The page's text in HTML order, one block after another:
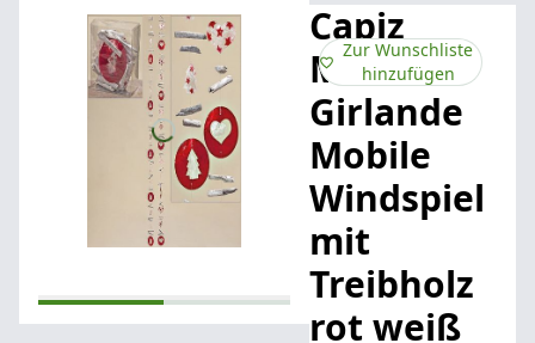
Capiz
Muschel
Girlande
Mobile
Windspiel
mit
Treibholz
rot weiß
Zur Wunschliste
hinzufügen